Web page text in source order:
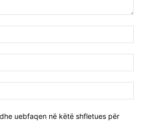
uebfaqen në këtë shfletues për